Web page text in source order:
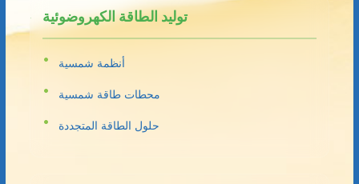
توليد الطاقة الكهروضوئية
أنظمة شمسية
محطات طاقة شمسية
حلول الطاقة المتجددة